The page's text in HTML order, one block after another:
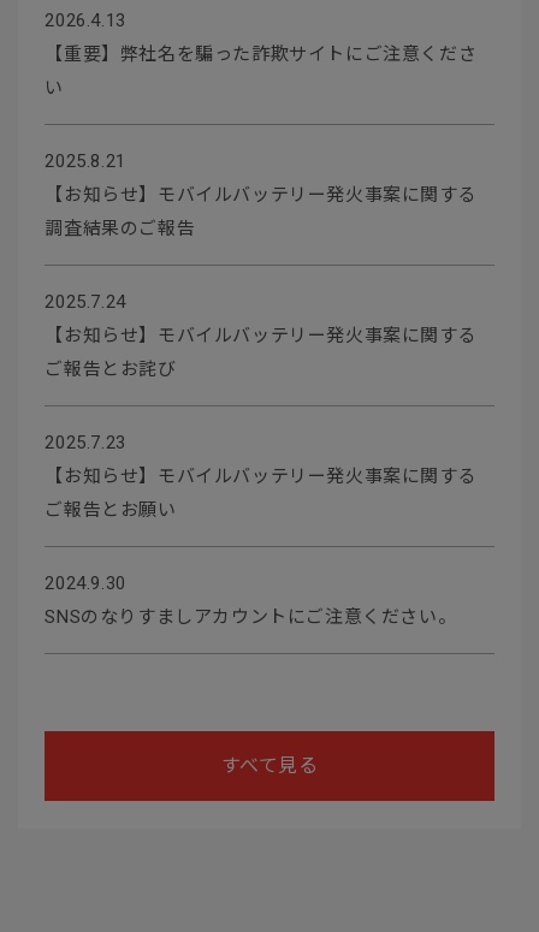
2026.4.13
【重要】弊社名を騙った詐欺サイトにご注意くださ
い
2025.8.21
【お知らせ】モバイルバッテリー発火事案に関する
調査結果のご報告
2025.7.24
【お知らせ】モバイルバッテリー発火事案に関する
ご報告とお詫び
2025.7.23
【お知らせ】モバイルバッテリー発火事案に関する
ご報告とお願い
2024.9.30
SNSのなりすましアカウントにご注意ください。
すべて見る